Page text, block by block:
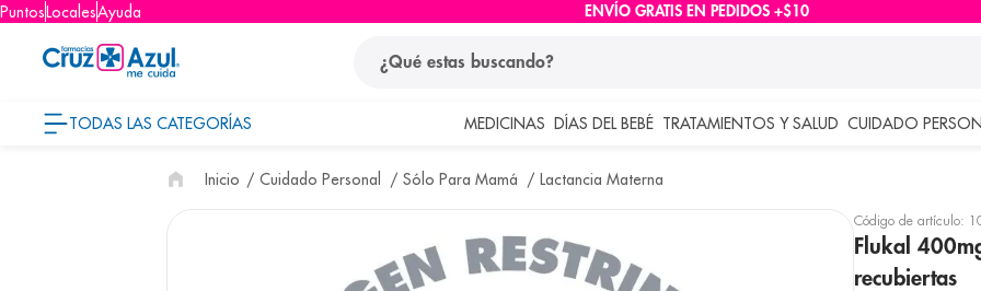
PuntosLocalesAyuda ENVÍO GRATIS EN PEDIDOS +$10
TODAS LAS CATEGORÍAS MEDICINAS DÍAS DEL BEBÉ TRATAMIENTOS Y SALUD CUIDADO
Cuidado Personal Sólo Para Mamá Lactancia Materna
Código de artículo:
Flukal
recubiertas
términos más buscados
. protector solar
3. eucerin